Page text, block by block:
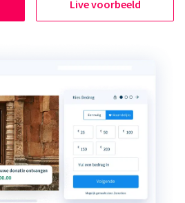
Live voorbeeld